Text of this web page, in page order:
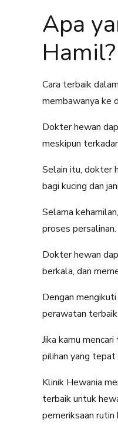
Apa
Hamil?
Cara terbaik
membawanya ke
Dokter hewan
meskipun
Selain itu, dokter
bagi kucing dan
Selama
proses persalinan.
Dokter hewan
berkala, dan
Dengan
perawatan
Jika kamu
pilihan yang tepat
Klinik Hewania
terbaik untuk
pemeriksaan